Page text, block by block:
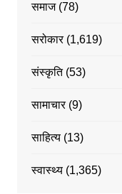
समाज(78)
सरोकार(1,619)
संस्कृति(53)
सामाचार(9)
साहित्य(13)
स्वास्थ्य(1,365)